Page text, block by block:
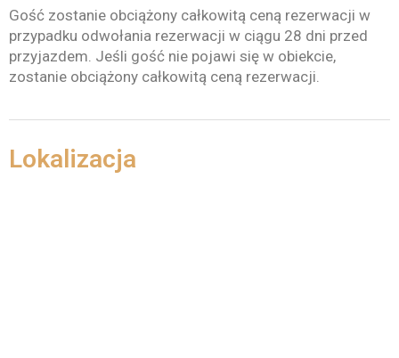
Gość zostanie obciążony całkowitą ceną rezerwacji w
przypadku odwołania rezerwacji w ciągu 28 dni przed
przyjazdem. Jeśli gość nie pojawi się w obiekcie,
zostanie obciążony całkowitą ceną rezerwacji.
Lokalizacja